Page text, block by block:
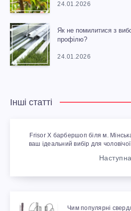
24.01.2026
Як не помилитися з
профілю?
24.01.2026
Інші статті
Frisor X барбершоп біля м.
ваш ідеальний вибір для
Чим популярні